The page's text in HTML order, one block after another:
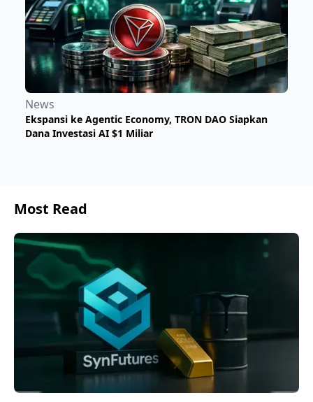
News
Ekspansi ke Agentic Economy, TRON DAO Siapkan
Dana Investasi AI $1 Miliar
Most Read